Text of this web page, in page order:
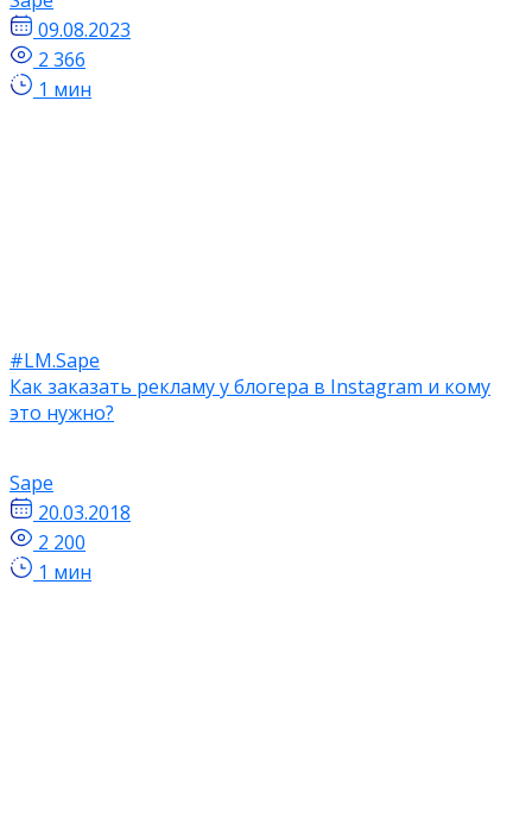
09.08.2023
2 366
1 мин
#LM.Sape
Как заказать рекламу у блогера в Instagram и кому
это нужно?
Sape
20.03.2018
2 200
1 мин